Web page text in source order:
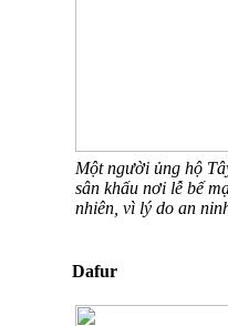
Một người ủng hộ
sân khấu nơi lễ bế
nhiên, vì lý do an
Dafur